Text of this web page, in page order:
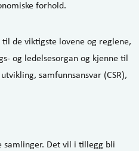
forhold.
de viktigste lovene og reglene,
og ledelsesorgan og kjenne til
samfunnsansvar (CSR),
samlinger. Det vil i tillegg bli